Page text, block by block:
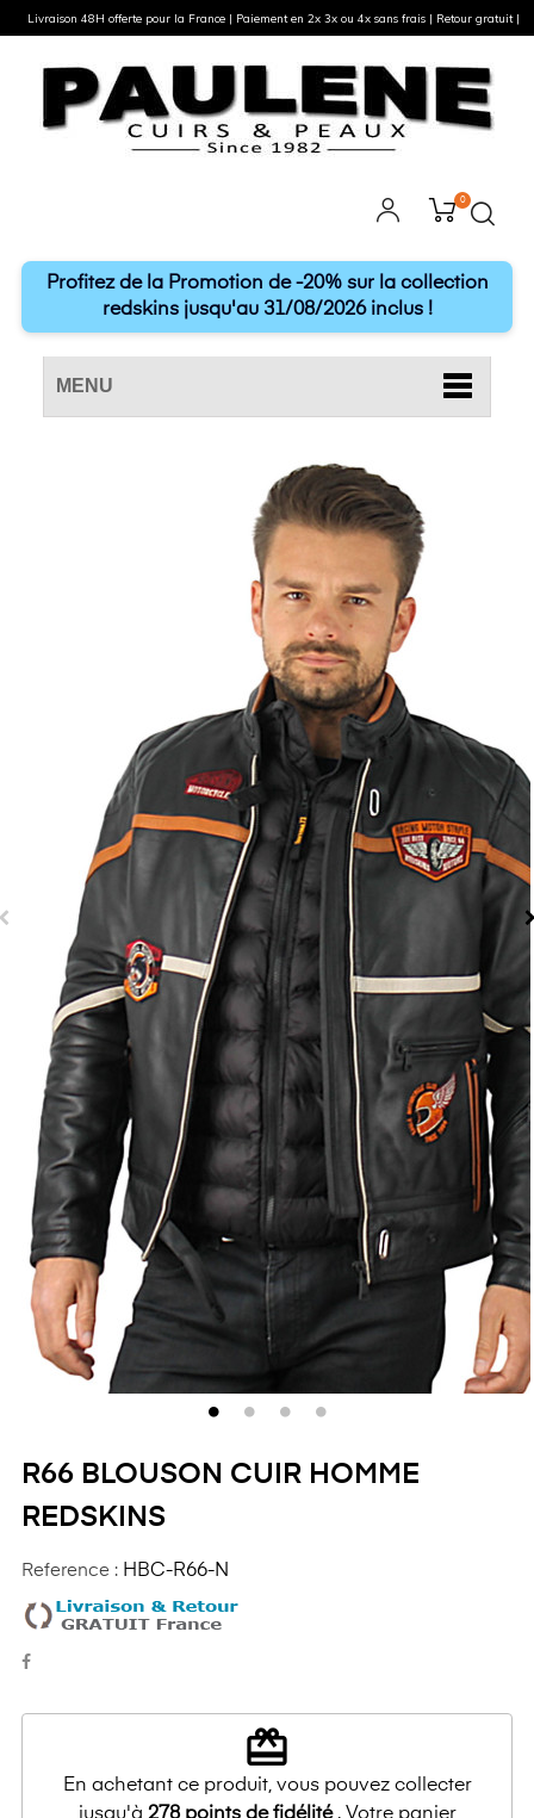
0
Profitez de la Promotion de -20% sur la collection
redskins jusqu'au 31/08/2026 inclus !
MENU
R66 BLOUSON CUIR HOMME
REDSKINS
Reference : HBC-R66-N
redeem
En achetant ce produit, vous pouvez collecter
Livraison 48H offerte pour la France | Paiement en 2x 3x ou 4x sans frais | Retour gratuit |